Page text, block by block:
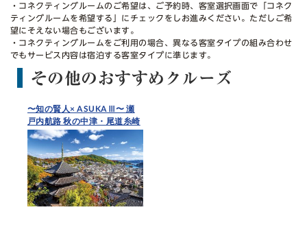
・コネクティングルームのご希望は、ご予約時、客室選択画面で「コネク
ティングルームを希望する」にチェックをしお進みください。ただしご希
望にそえない場合もございます。
・コネクティングルームをご利用の場合、異なる客室タイプの組み合わせ
でもサービス内容は宿泊する客室タイプに準じます。
その他のおすすめクルーズ
〜知の賢人× ASUKAⅢ〜 瀬
戸内航路 秋の中津・尾道糸崎
クルーズ